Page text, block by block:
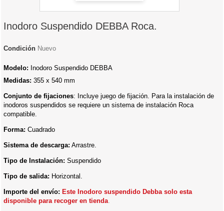
Inodoro Suspendido DEBBA Roca.
Condición Nuevo
Modelo: Inodoro Suspendido DEBBA
Medidas: 355 x 540 mm
Conjunto de fijaciones: Incluye juego de fijación. Para la instalación de
inodoros suspendidos se requiere un sistema de instalación Roca
compatible.
Forma: Cuadrado
Sistema de descarga: Arrastre.
Tipo de Instalación: Suspendido
Tipo de salida: Horizontal.
Importe del envío: Este Inodoro suspendido Debba solo esta
disponible para recoger en tienda.